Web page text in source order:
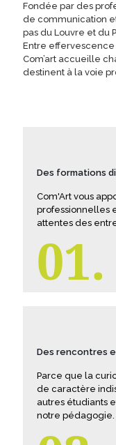
Fondée par des
de communication
pas du Louvre et du
Entre
Com’art accueille
destinent à la voie
Des formations
Com'Art vous
professionnelles
attentes des
01.
Des rencontres
Parce que la
de caractère
autres étudiants
notre pédagogie.